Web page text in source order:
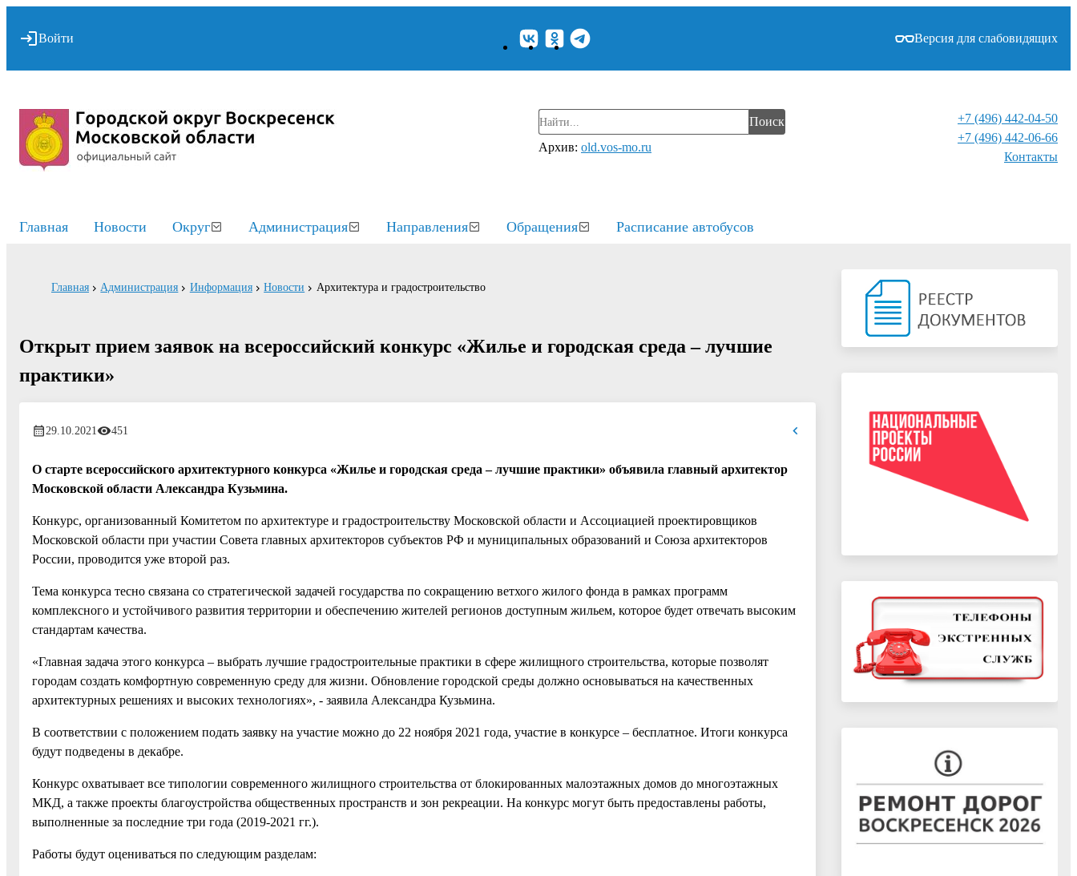
Войти Версия для слабовидящих
Поиск
Архив: old.vos-mo.ru
+7 (496) 442-04-50
+7 (496) 442-06-66
Контакты⁠
Главная Новости Округ Администрация Направления Обращения Расписание автобусов
Главная Администрация Информация Новости Архитектура и градостроительство
Открыт прием заявок на всероссийский конкурс «Жилье и городская среда – лучшие
практики»
29.10.2021 451
О старте всероссийского архитектурного конкурса «Жилье и городская среда – лучшие практики» объявила главный архитектор
Московской области Александра Кузьмина.
Конкурс, организованный Комитетом по архитектуре и градостроительству Московской области и Ассоциацией проектировщиков
Московской области при участии Совета главных архитекторов субъектов РФ и муниципальных образований и Союза архитекторов
России, проводится уже второй раз.
Тема конкурса тесно связана со стратегической задачей государства по сокращению ветхого жилого фонда в рамках программ
комплексного и устойчивого развития территории и обеспечению жителей регионов доступным жильем, которое будет отвечать высоким
стандартам качества.
«Главная задача этого конкурса – выбрать лучшие градостроительные практики в сфере жилищного строительства, которые позволят
городам создать комфортную современную среду для жизни. Обновление городской среды должно основываться на качественных
архитектурных решениях и высоких технологиях», - заявила Александра Кузьмина.
В соответствии с положением подать заявку на участие можно до 22 ноября 2021 года, участие в конкурсе – бесплатное. Итоги конкурса
будут подведены в декабре.
Конкурс охватывает все типологии современного жилищного строительства от блокированных малоэтажных домов до многоэтажных
МКД, а также проекты благоустройства общественных пространств и зон рекреации. На конкурс могут быть предоставлены работы,
выполненные за последние три года (2019-2021 гг.).
Работы будут оцениваться по следующим разделам: